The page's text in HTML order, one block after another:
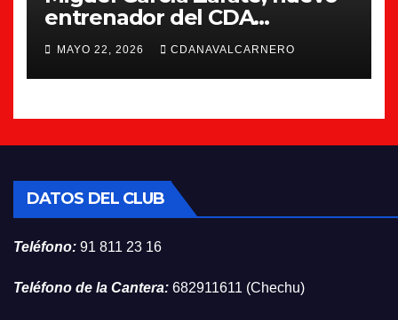
entrenador del CDA
Navalcarnero
MAYO 22, 2026 CDANAVALCARNERO
DATOS DEL CLUB
Teléfono: 91 811 23 16
Teléfono de la Cantera: 682911611 (Chechu)